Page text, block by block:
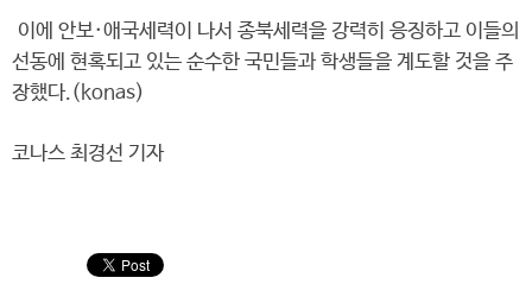
이에 안보·애국세력이 나서 종북세력을 강력히 응징하고 이들의
선동에 현혹되고 있는 순수한 국민들과 학생들을 계도할 것을 주
장했다.(konas)
코나스 최경선 기자